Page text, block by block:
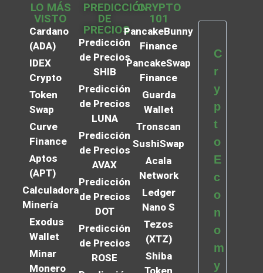
LO MÁS
VISTO
Cardano
(ADA)
IDEX
Crypto
Token
Swap
Curve
Finance
Aptos
(APT)
Calculadora
Minería
Exodus
Wallet
Minar
Monero
PREDICCIÓN
DE
PRECIOS
Predicción
de Precios
SHIB
Predicción
de Precios
LUNA
Predicción
de Precios
AVAX
Predicción
de Precios
DOT
Predicción
de Precios
ROSE
CRYPTO
101
PancakeBunny
Finance
PancakeSwap
Finance
Guarda
Wallet
Tronscan
SushiSwap
Acala
Network
Ledger
Nano S
Tezos
(XTZ)
Shiba
C
r
y
p
t
o
E
c
o
n
o
m
y